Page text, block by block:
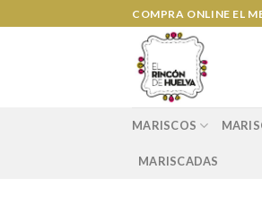
al
COMPRA ONLINE EL
MARISCOS
MARISCADAS